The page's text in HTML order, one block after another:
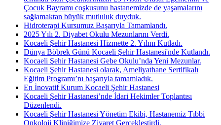
Çocuk Bayramı coşkusunu hastanemizde de yaşamalarını
sağlamaktan büyük mutluluk duyduk.
Hidroterapi Kursumuz Başarıyla Tamamlandı.
2025 Yılı 2. Diyabet Okulu Mezunlarını Verdi.
Kocaeli Şehir Hastanesi Hizmette 2. Yılını Kutladı.
Dünya Böbrek Günü Kocaeli Şehir Hastanesi'nde Kutlandı.
Kocaeli Şehir Hastanesi Gebe Okulu’nda Yeni Mezunlar.
Kocaeli Şehir Hastanesi olarak, Ameliyathane Sertifikalı
Eğitim Programı’nı başarıyla tamamladık.
En İnovatif Kurum Kocaeli Şehir Hastanesi
Kocaeli Şehir Hastanesi’nde İdari Hekimler Toplantısı
Düzenlendi.
Kocaeli Şehir Hastanesi Yönetim Ekibi, Hastanemiz Tıbbi
Onkoloji Kliniğimize Ziyaret Gerçekleştirdi.